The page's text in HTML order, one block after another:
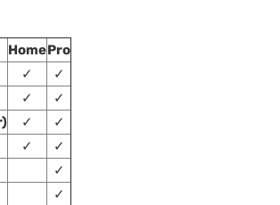
HomePro
✓
✓
✓
✓
✓
✓
✓
✓
✓
✓